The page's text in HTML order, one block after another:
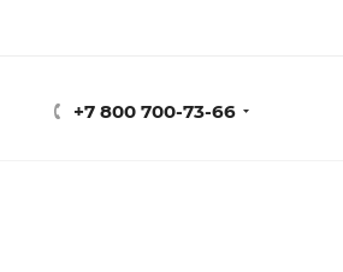
+7 800 700-73-66